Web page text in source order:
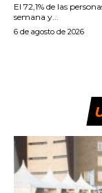
El 72,1% de las
semana y...
6 de agosto de 2026